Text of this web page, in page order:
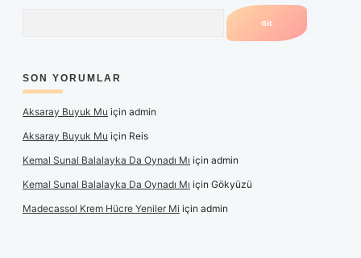
SON YORUMLAR
Aksaray Buyuk Mu için admin
Aksaray Buyuk Mu için Reis
Kemal Sunal Balalayka Da Oynadı Mı için admin
Kemal Sunal Balalayka Da Oynadı Mı için Gökyüzü
Madecassol Krem Hücre Yeniler Mi için admin